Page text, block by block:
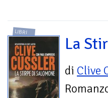
LIBRI
La
di Clive